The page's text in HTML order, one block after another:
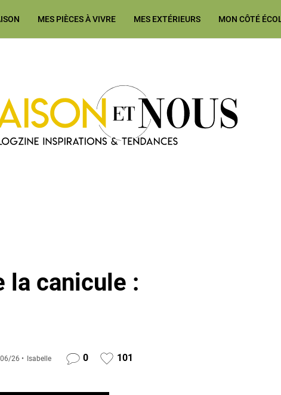
MES PIÈCES À VIVRE MES EXTÉRIEURS MON CÔTÉ
Ma Maison et Nous Construction, rénovation
la canicule :
26 Isabelle 0 101